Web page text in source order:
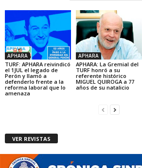
APHARA
TURF: APHARA reivindicó
el 1JUL el legado de
Perón y llamó a
defenderlo frente a la
reforma laboral que lo
amenaza
APHARA
APHARA: La Gremial del
TURF honró a su
referente histórico
MIGUEL QUIROGA a 77
años de su natalicio
VER REVISTAS